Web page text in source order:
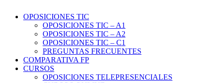
OPOSICIONES TIC
OPOSICIONES TIC – A1
OPOSICIONES TIC – A2
OPOSICIONES TIC – C1
PREGUNTAS FRECUENTES
COMPARATIVA FP
CURSOS
OPOSICIONES TELEPRESENCIALES